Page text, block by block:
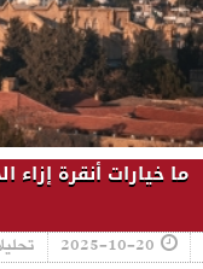
ما خيارات أنقرة
2025-10-20